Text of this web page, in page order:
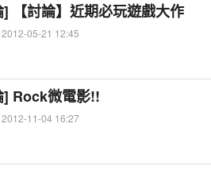
【討論】近期必玩遊戲大作
05-21 12:45
] Rock微電影!!
11-04 16:27